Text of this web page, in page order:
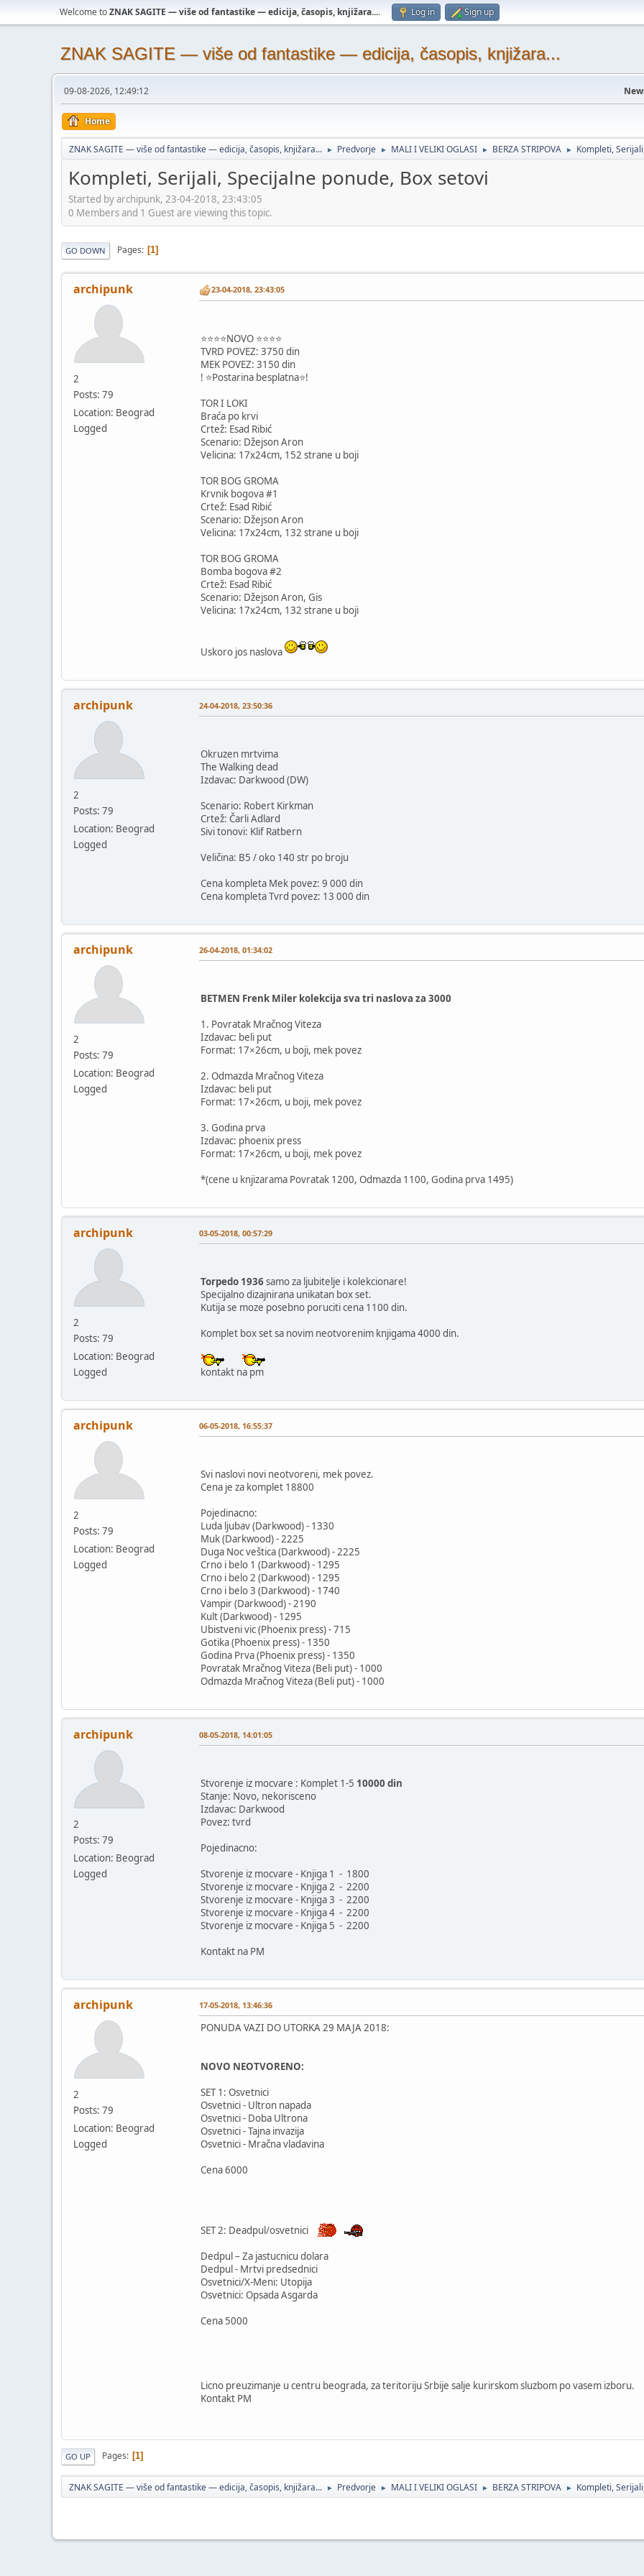
Welcome toZNAK SAGITE — više od fantastike — edicija, časopis, knjižara.... Log in Sign up
ZNAK SAGITE — više od fantastike — edicija, časopis, knjižara...
09-08-2026, 12:49:12
Home
ZNAK SAGITE — više od fantastike — edicija, časopis, knjižara... ► Predvorje ► MALI I VELIKI OGLASI ► BERZA STRIPOVA ► Kompleti,
Kompleti, Serijali, Specijalne ponude, Box setovi
Started by archipunk, 23-04-2018, 23:43:05
0 Members and 1 Guest are viewing this topic.
GO DOWN Pages 1
archipunk
2
Posts: 79
Location: Beograd
Logged
23-04-2018, 23:43:05
⭐️⭐️⭐️⭐️NOVO ⭐️⭐️⭐️⭐️
TVRD POVEZ: 3750 din
MEK POVEZ: 3150 din
! ⭐️Postarina besplatna⭐️!
TOR I LOKI
Braća po krvi
Crtež: Esad Ribić
Scenario: Džejson Aron
Velicina: 17x24cm, 152 strane u boji
TOR BOG GROMA
Krvnik bogova #1
Crtež: Esad Ribić
Scenario: Džejson Aron
Velicina: 17x24cm, 132 strane u boji
TOR BOG GROMA
Bomba bogova #2
Crtež: Esad Ribić
Scenario: Džejson Aron, Gis
Velicina: 17x24cm, 132 strane u boji
Uskoro jos naslova
archipunk
2
Posts: 79
Location: Beograd
Logged
24-04-2018, 23:50:36
Okruzen mrtvima
The Walking dead
Izdavac: Darkwood (DW)
Scenario: Robert Kirkman
Crtež: Čarli Adlard
Sivi tonovi: Klif Ratbern
Veličina: B5 / oko 140 str po broju
Cena kompleta Mek povez: 9 000 din
Cena kompleta Tvrd povez: 13 000 din
archipunk
2
Posts: 79
Location: Beograd
Logged
26-04-2018, 01:34:02
BETMEN Frenk Miler kolekcija sva tri naslova za 3000
1. Povratak Mračnog Viteza
Izdavac: beli put
Format: 17×26cm, u boji, mek povez
2. Odmazda Mračnog Viteza
Izdavac: beli put
Format: 17×26cm, u boji, mek povez
3. Godina prva
Izdavac: phoenix press
Format: 17×26cm, u boji, mek povez
*(cene u knjizarama Povratak 1200, Odmazda 1100, Godina prva 1495)
archipunk
2
Posts: 79
Location: Beograd
Logged
03-05-2018, 00:57:29
Torpedo 1936samo za ljubitelje i kolekcionare!
Specijalno dizajnirana unikatan box set.
Kutija se moze posebno poruciti cena 1100 din.
Komplet box set sa novim neotvorenim knjigama 4000 din.
kontakt na pm
archipunk
2
Posts: 79
Location: Beograd
Logged
06-05-2018, 16:55:37
Svi naslovi novi neotvoreni, mek povez.
Cena je za komplet 18800
Pojedinacno:
Luda ljubav (Darkwood) - 1330
Muk (Darkwood) - 2225
Duga Noc veštica (Darkwood) - 2225
Crno i belo 1 (Darkwood) - 1295
Crno i belo 2 (Darkwood) - 1295
Crno i belo 3 (Darkwood) - 1740
Vampir (Darkwood) - 2190
Kult (Darkwood) - 1295
Ubistveni vic (Phoenix press) - 715
Gotika (Phoenix press) - 1350
Godina Prva (Phoenix press) - 1350
Povratak Mračnog Viteza (Beli put) - 1000
Odmazda Mračnog Viteza (Beli put) - 1000
archipunk
2
Posts: 79
Location: Beograd
Logged
08-05-2018, 14:01:05
Stvorenje iz mocvare : Komplet 1-5 10000 din
Stanje: Novo, nekorisceno
Izdavac: Darkwood
Povez: tvrd
Pojedinacno:
Stvorenje iz mocvare - Knjiga 1 - 1800
Stvorenje iz mocvare - Knjiga 2 - 2200
Stvorenje iz mocvare - Knjiga 3 - 2200
Stvorenje iz mocvare - Knjiga 4 - 2200
Stvorenje iz mocvare - Knjiga 5 - 2200
Kontakt na PM
archipunk
2
Posts: 79
Location: Beograd
Logged
17-05-2018, 13:46:36
PONUDA VAZI DO UTORKA 29 MAJA 2018:
NOVO NEOTVORENO:
SET 1: Osvetnici
Osvetnici - Ultron napada
Osvetnici - Doba Ultrona
Osvetnici - Tajna invazija
Osvetnici - Mračna vladavina
Cena 6000
SET 2: Deadpul/osvetnici
Dedpul – Za jastucnicu dolara
Dedpul - Mrtvi predsednici
Osvetnici/X-Meni: Utopija
Osvetnici: Opsada Asgarda
Cena 5000
Licno preuzimanje u centru beograda, za teritoriju Srbije salje kurirskom sluzbom po vasem izboru.
Kontakt PM
GO UP Pages 1
ZNAK SAGITE — više od fantastike — edicija, časopis, knjižara... ► Predvorje ► MALI I VELIKI OGLASI ► BERZA STRIPOVA ► Kompleti,